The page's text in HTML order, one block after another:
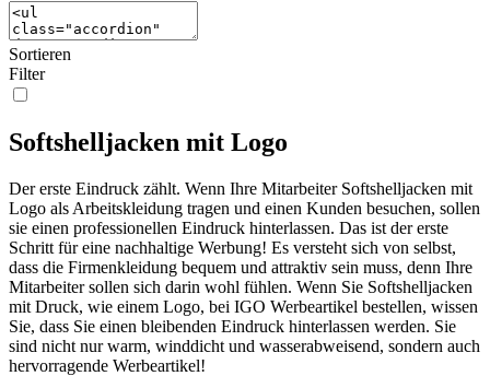
Sortieren
Filter
Softshelljacken mit Logo
Der erste Eindruck zählt. Wenn Ihre Mitarbeiter Softshelljacken mit
Logo als Arbeitskleidung tragen und einen Kunden besuchen, sollen
sie einen professionellen Eindruck hinterlassen. Das ist der erste
Schritt für eine nachhaltige Werbung! Es versteht sich von selbst,
dass die Firmenkleidung bequem und attraktiv sein muss, denn Ihre
Mitarbeiter sollen sich darin wohl fühlen. Wenn Sie Softshelljacken
mit Druck, wie einem Logo, bei IGO Werbeartikel bestellen, wissen
Sie, dass Sie einen bleibenden Eindruck hinterlassen werden. Sie
sind nicht nur warm, winddicht und wasserabweisend, sondern auch
hervorragende Werbeartikel!